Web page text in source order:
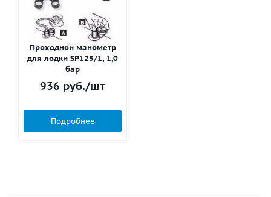
Проходной манометр
для лодки SP125/1, 1,0
бар
936 руб./шт
Подробнее